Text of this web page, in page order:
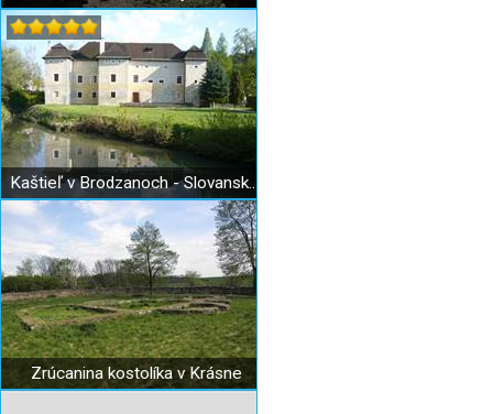
Kaštieľ v Brodzanoch - Slovanské múzeum A. S. Puškina
Zrúcanina kostolíka v Krásne